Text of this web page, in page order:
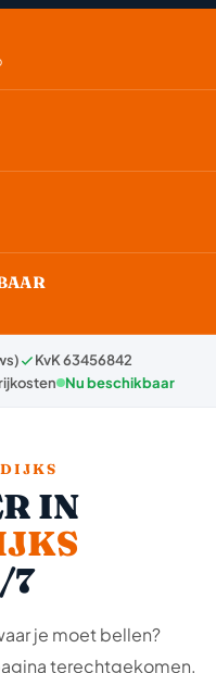
KvK 63456842
Nu beschikbaar
IN
7
je moet bellen?
terechtgekomen.